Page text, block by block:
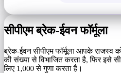
सीपीएम ब्रेक-ईवन फॉर्मूला
ब्रेक-ईवन सीपीएम फॉर्मूला आपके राजस्व
की संख्या से विभाजित करता है, फिर इसे
लिए 1,000 से गुणा करता है।